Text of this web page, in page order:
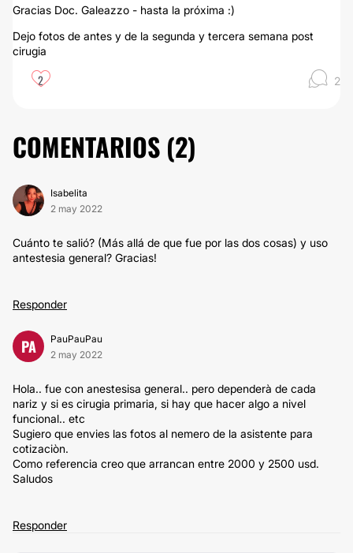
Gracias Doc. Galeazzo - hasta la próxima :)
Dejo fotos de antes y de la segunda y tercera semana post
cirugia
2 2
COMENTARIOS (2)
Isabelita
2 may 2022
Cuánto te salió? (Más allá de que fue por las dos cosas) y uso
antestesia general? Gracias!
Responder
PA
PauPauPau
2 may 2022
Hola.. fue con anestesisa general.. pero dependerà de cada
nariz y si es cirugia primaria, si hay que hacer algo a nivel
funcional.. etc
Sugiero que envies las fotos al nemero de la asistente para
cotizaciòn.
Como referencia creo que arrancan entre 2000 y 2500 usd.
Saludos
Responder